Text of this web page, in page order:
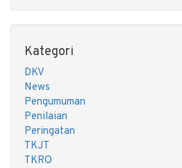
Kategori
DKV
News
Pengumuman
Penilaian
Peringatan
TKJT
TKRO